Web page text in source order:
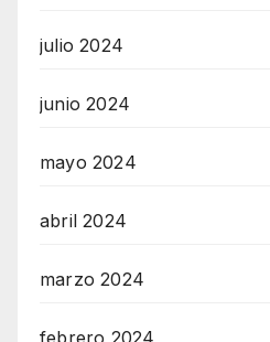
julio 2024
junio 2024
mayo 2024
abril 2024
marzo 2024